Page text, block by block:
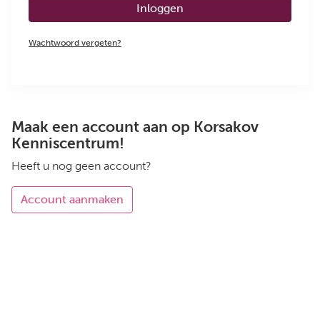
Inloggen
Wachtwoord vergeten?
Maak een account aan op Korsakov
Kenniscentrum!
Heeft u nog geen account?
Account aanmaken